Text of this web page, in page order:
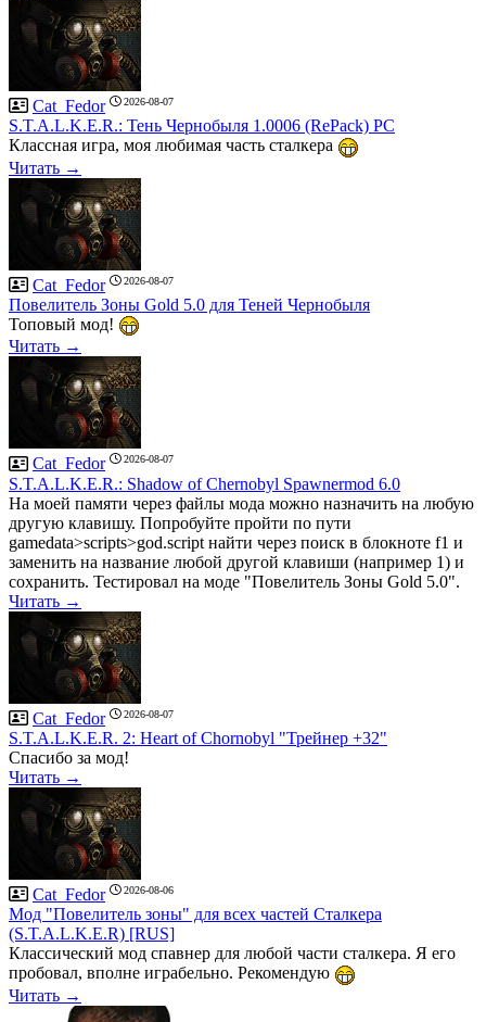
Cat_Fedor 2026-08-07
S.T.A.L.K.E.R.: Тень Чернобыля 1.0006 (RePack) PC
Классная игра, моя любимая часть сталкера
Читать →
Cat_Fedor 2026-08-07
Повелитель Зоны Gold 5.0 для Теней Чернобыля
Топовый мод!
Читать →
Cat_Fedor 2026-08-07
S.T.A.L.K.E.R.: Shadow of Chernobyl Spawnermod 6.0
На моей памяти через файлы мода можно назначить на любую
другую клавишу. Попробуйте пройти по пути
gamedata>scripts>god.script найти через поиск в блокноте f1 и
заменить на название любой другой клавиши (например 1) и
сохранить. Тестировал на моде "Повелитель Зоны Gold 5.0".
Читать →
Cat_Fedor 2026-08-07
S.T.A.L.K.E.R. 2: Heart of Chornobyl "Трейнер +32"
Спасибо за мод!
Читать →
Cat_Fedor 2026-08-06
Мод "Повелитель зоны" для всех частей Сталкера
(S.T.A.L.K.E.R) [RUS]
Классический мод спавнер для любой части сталкера. Я его
пробовал, вполне играбельно. Рекомендую
Читать →